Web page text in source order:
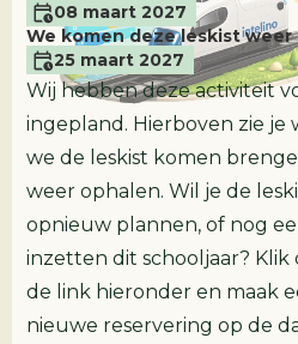
08 maart 2027
We komen deze leskist weer
25 maart 2027
Wij hebben deze activiteit
ingepland. Hierboven zie je
we de leskist komen
weer ophalen. Wil je de
opnieuw plannen, of nog
inzetten dit schooljaar? Klik
de link hieronder en maak
nieuwe reservering op de